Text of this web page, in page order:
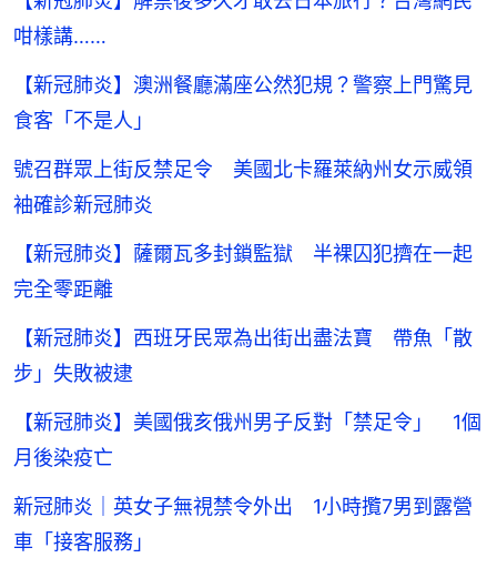
咁樣講……
【新冠肺炎】澳洲餐廳滿座公然犯規？警察上門驚見
食客「不是人」
號召群眾上街反禁足令 美國北卡羅萊納州女示威領
袖確診新冠肺炎
【新冠肺炎】薩爾瓦多封鎖監獄 半裸囚犯擠在一起
完全零距離
【新冠肺炎】西班牙民眾為出街出盡法寶 帶魚「散
步」失敗被逮
【新冠肺炎】美國俄亥俄州男子反對「禁足令」 1個
月後染疫亡
新冠肺炎｜英女子無視禁令外出 1小時攬7男到露營
車「接客服務」